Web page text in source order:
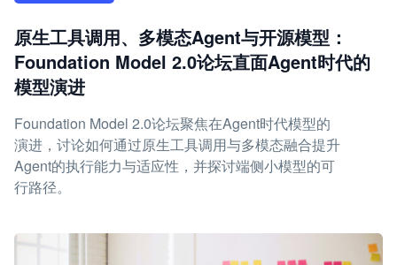
原生工具调用、多模态Agent与开源模型：
Foundation Model 2.0论坛直面Agent时代的
模型演进
Foundation Model 2.0论坛聚焦在Agent时代模型的
演进，讨论如何通过原生工具调用与多模态融合提升
Agent的执行能力与适应性，并探讨端侧小模型的可
行路径。